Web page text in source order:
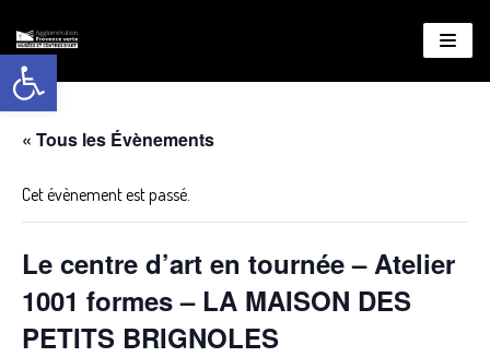
Ouvrir la barre d’outils
Aller
au
contenu
« Tous les Évènements
Cet évènement est passé.
Le centre d’art en tournée – Atelier
1001 formes – LA MAISON DES
PETITS BRIGNOLES